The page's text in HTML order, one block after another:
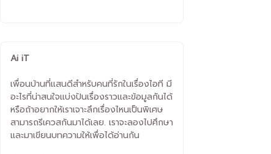
Ai iT
เพื่อนบ้านที่แสนดีสำหรับคนที่รักในเรื่องไอที มี
อะไรที่น่าสนใจแบ่งปันเรื่องราวและข้อมูลกันได้
หรือถ้าอยากให้เราเจาะลึกเรื่องไหนเป็นพิเศษ
สามารถรีเควสกันมาได้เลย. เราจะลองไปศึกษา
และมาเขียนบทความให้เพื่อได้อ่านกัน